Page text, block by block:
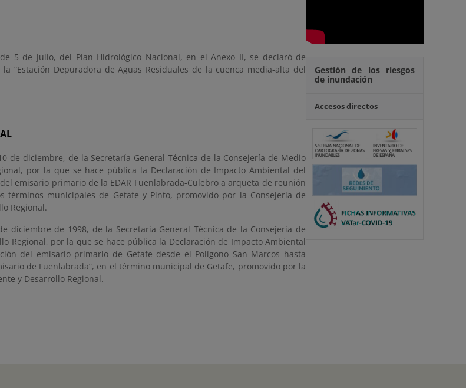
5 de julio, del Plan Hidrológico Nacional, en el Anexo II, se declaró de
“Estación Depuradora de Aguas Residuales de la cuenca media-alta del
de diciembre, de la Secretaría General Técnica de la Consejería de Medio
por la que se hace pública la Declaración de Impacto Ambiental del
emisario primario de la EDAR Fuenlabrada-Culebro a arqueta de reunión
términos municipales de Getafe y Pinto, promovido por la Consejería de
Regional.
diciembre de 1998, de la Secretaría General Técnica de la Consejería de
Regional, por la que se hace pública la Declaración de Impacto Ambiental
del emisario primario de Getafe desde el Polígono San Marcos hasta
de Fuenlabrada”, en el término municipal de Getafe, promovido por la
y Desarrollo Regional.
Gestión de los riesgos
de inundación
Accesos directos